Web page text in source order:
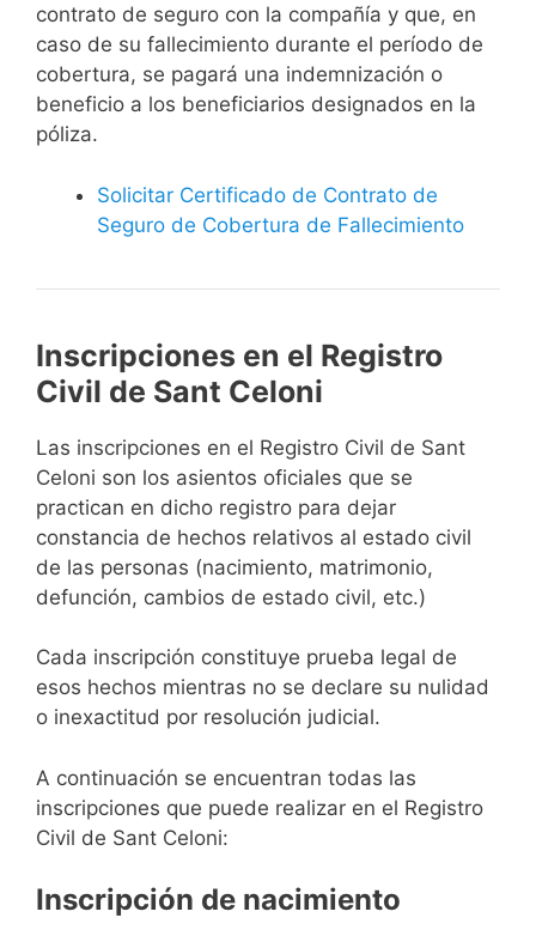
contrato de seguro con la compañía y que, en
caso de su fallecimiento durante el período de
cobertura, se pagará una indemnización o
beneficio a los beneficiarios designados en la
póliza.
Solicitar Certificado de Contrato de
Seguro de Cobertura de Fallecimiento
Inscripciones en el Registro
Civil de Sant Celoni
Las inscripciones en el Registro Civil de Sant
Celoni son los asientos oficiales que se
practican en dicho registro para dejar
constancia de hechos relativos al estado civil
de las personas (nacimiento, matrimonio,
defunción, cambios de estado civil, etc.)
Cada inscripción constituye prueba legal de
esos hechos mientras no se declare su nulidad
o inexactitud por resolución judicial.
A continuación se encuentran todas las
inscripciones que puede realizar en el Registro
Civil de Sant Celoni:
Inscripción de nacimiento